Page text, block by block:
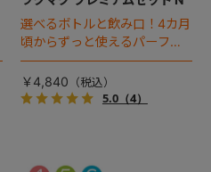
選べるボトルと飲み口！4カ月
頃からずっと使えるパーフェ
クトセット。※新パッケージ対
応品
￥4,840
5.0（4）